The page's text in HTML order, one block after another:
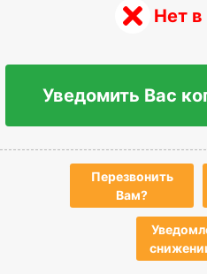
Нет в
Уведомить Вас
Перезвонить
Вам?